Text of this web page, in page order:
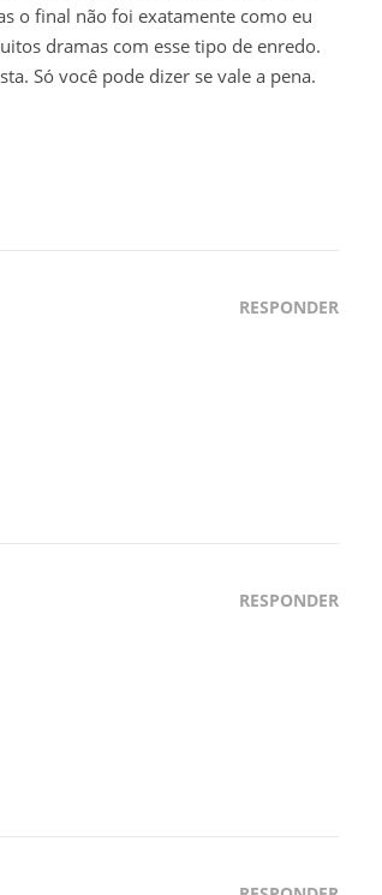
o final não foi exatamente como eu
dramas com esse tipo de enredo.
Só você pode dizer se vale a pena.
RESPONDER
RESPONDER